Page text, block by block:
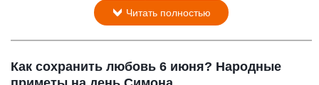
Читать полностью
Как сохранить любовь 6 июня? Народные